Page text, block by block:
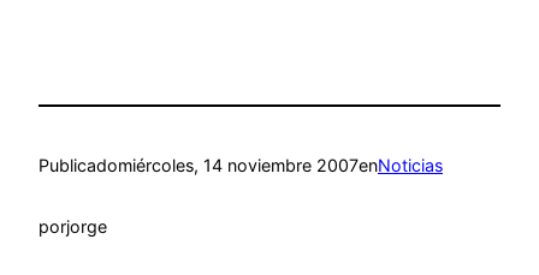
Publicadomiércoles, 14 noviembre 2007enNoticias
porjorge